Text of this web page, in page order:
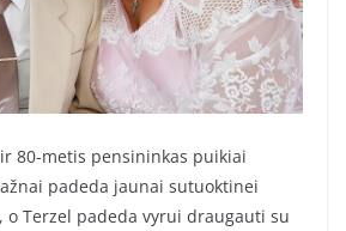
80-metis pensininkas puikiai
padeda jaunai sutuoktinei
Terzel padeda vyrui draugauti su